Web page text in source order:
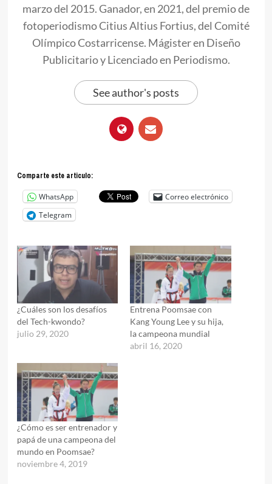
marzo del 2015. Ganador, en 2021, del premio de
fotoperiodismo Citius Altius Fortius, del Comité
Olímpico Costarricense. Mágister en Diseño
Publicitario y Licenciado en Periodismo.
See author's posts
Comparte este articulo:
WhatsApp
Correo electrónico
Telegram
¿Cuáles son los desafíos
del Tech-kwondo?
julio 29, 2020
Entrena Poomsae con
Kang Young Lee y su hija,
la campeona mundial
abril 16, 2020
¿Cómo es ser entrenador y
papá de una campeona del
mundo en Poomsae?
noviembre 4, 2019